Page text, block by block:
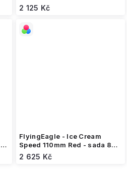
inline koleček
2 125 Kč
FlyingEagle - Ice Cream
Speed 110mm Red - sada 8
inline koleček
2 625 Kč